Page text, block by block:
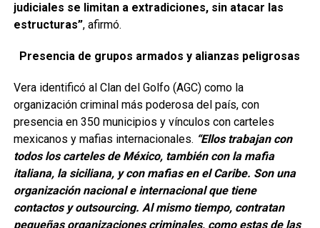
judiciales se limitan a extradiciones, sin atacar las
estructuras”, afirmó.
Presencia de grupos armados y alianzas peligrosas
Vera identificó al Clan del Golfo (AGC) como la
organización criminal más poderosa del país, con
presencia en 350 municipios y vínculos con carteles
mexicanos y mafias internacionales. “Ellos trabajan con
todos los carteles de México, también con la mafia
italiana, la siciliana, y con mafias en el Caribe. Son una
organización nacional e internacional que tiene
contactos y outsourcing. Al mismo tiempo, contratan
pequeñas organizaciones criminales, como estas de las